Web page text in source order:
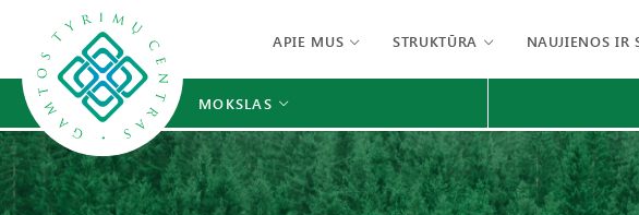
APIE MUS STRUKTŪRA NAUJIENOS IR
MOKSLAS